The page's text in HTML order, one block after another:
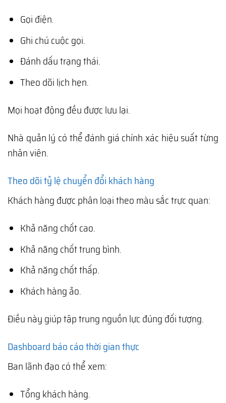
Gọi điện.
Ghi chú cuộc gọi.
Đánh dấu trạng thái.
Theo dõi lịch hẹn.
Mọi hoạt động đều được lưu lại.
Nhà quản lý có thể đánh giá chính xác hiệu suất từng
nhân viên.
Theo dõi tỷ lệ chuyển đổi khách hàng
Khách hàng được phân loại theo màu sắc trực quan:
Khả năng chốt cao.
Khả năng chốt trung bình.
Khả năng chốt thấp.
Khách hàng ảo.
Điều này giúp tập trung nguồn lực đúng đối tượng.
Dashboard báo cáo thời gian thực
Ban lãnh đạo có thể xem:
Tổng khách hàng.